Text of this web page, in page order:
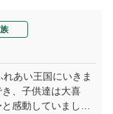
あい王国にいきま
、子供達は大喜
感動していまし